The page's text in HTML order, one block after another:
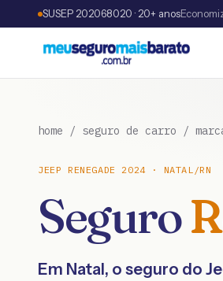
SUSEP 202068020 · 20+ anos
home / seguro de carro /
JEEP RENEGADE 2024· NATAL /RN
Seguro
Em Natal, o seguro do